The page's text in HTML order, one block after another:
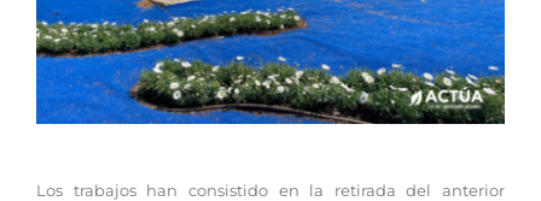
Los trabajos han consistido en la retirada del anterior